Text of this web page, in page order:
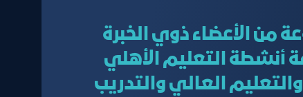
الأعضاء ذوي الخبرة
أنشطة التعليم الأهلي
العالي والتدريب